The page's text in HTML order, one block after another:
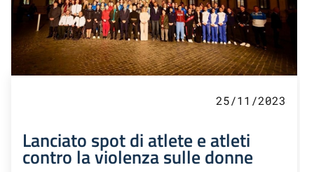
25/11/2023
Lanciato spot di atlete e atleti
contro la violenza sulle donne